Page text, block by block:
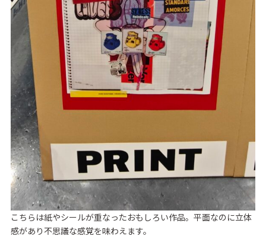
こちらは紙やシールが重なったおもしろい作品。平面なのに立体
感があり不思議な感覚を味わえます。